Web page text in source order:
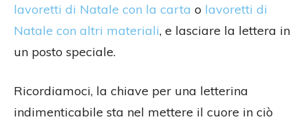
lavoretti di Natale con la carta o lavoretti di
Natale con altri materiali, e lasciare la lettera in
un posto speciale.
Ricordiamoci, la chiave per una letterina
indimenticabile sta nel mettere il cuore in ciò